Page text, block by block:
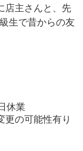
店主さんと、先
生で昔からの友
休業
更の可能性有り